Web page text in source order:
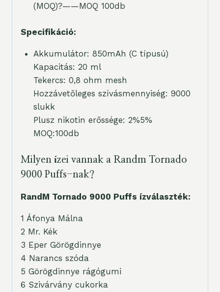
(MOQ)?——MOQ 100db
Specifikáció:
Akkumulátor: 850mAh (C típusú)
Kapacitás: 20 ml
Tekercs: 0,8 ohm mesh
Hozzávetőleges szívásmennyiség: 9000
slukk
Plusz nikotin erőssége: 2%5%
MOQ:100db
Milyen ízei vannak a Randm Tornado
9000 Puffs-nak?
RandM Tornado 9000 Puffs ízválaszték:
1 Áfonya Málna
2 Mr. Kék
3 Eper Görögdinnye
4 Narancs szóda
5 Görögdinnye rágógumi
6 Szivárvány cukorka